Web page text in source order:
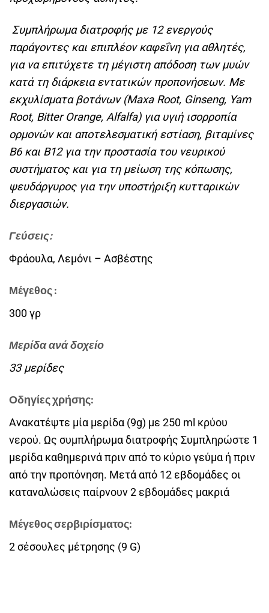
Συμπλήρωμα διατροφής με 12 ενεργούς
παράγοντες και επιπλέον καφεΐνη για αθλητές,
για να επιτύχετε τη μέγιστη απόδοση των μυών
κατά τη διάρκεια εντατικών προπονήσεων. Με
εκχυλίσματα βοτάνων (Maxa Root, Ginseng, Yam
Root, Bitter Orange, Alfalfa) για υγιή ισορροπία
ορμονών και αποτελεσματική εστίαση, βιταμίνες
B6 και B12 για την προστασία του νευρικού
συστήματος και για τη μείωση της κόπωσης,
ψευδάργυρος για την υποστήριξη κυτταρικών
διεργασιών.
Γεύσεις:
Φράουλα, Λεμόνι – Ασβέστης
Μέγεθος :
300 γρ
Μερίδα ανά δοχείο
33 μερίδες
Οδηγίες χρήσης:
Ανακατέψτε μία μερίδα (9g) με 250 ml κρύου
νερού. Ως συμπλήρωμα διατροφής Συμπληρώστε 1
μερίδα καθημερινά πριν από το κύριο γεύμα ή πριν
από την προπόνηση. Μετά από 12 εβδομάδες οι
καταναλώσεις παίρνουν 2 εβδομάδες μακριά
Μέγεθος σερβιρίσματος:
2 σέσουλες μέτρησης (9 G)